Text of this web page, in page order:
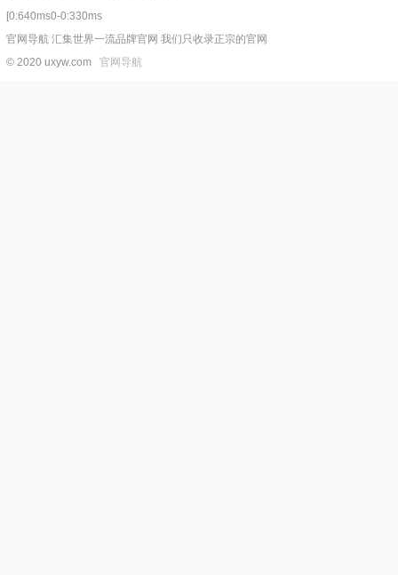
[0:640ms0-0:330ms
官网导航 汇集世界一流品牌官网 我们只收录正宗的官网
© 2020 uxyw.com 官网导航